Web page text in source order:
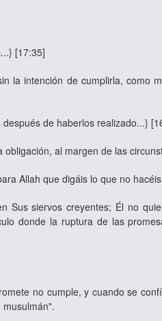
[17:35]
la intención de cumplirla, como
de haberlos realizado...}
al margen de las
Allah que digáis lo que no
Sus siervos creyentes; Él no
donde la ruptura de las
no cumple, y cuando se